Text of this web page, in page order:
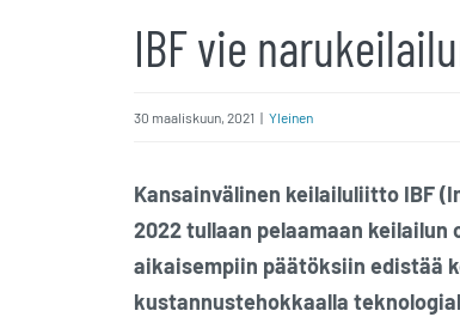
IBF vie
30 maaliskuun, 2021 | Yleinen
Kansainvälinen keilailuliitto IBF
2022 tullaan pelaamaan
aikaisempiin päätöksiin edistää
kustannustehokkaalla